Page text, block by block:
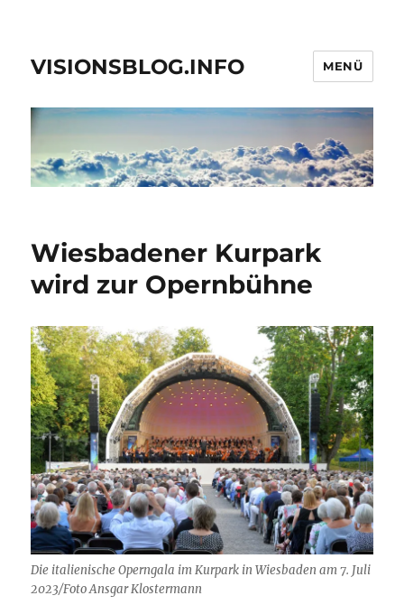
VISIONSBLOG.INFO MENÜ
Wiesbadener Kurpark
wird zur Opernbühne
Die italienische Operngala im Kurpark in Wiesbaden am 7. Juli
2023/Foto Ansgar Klostermann